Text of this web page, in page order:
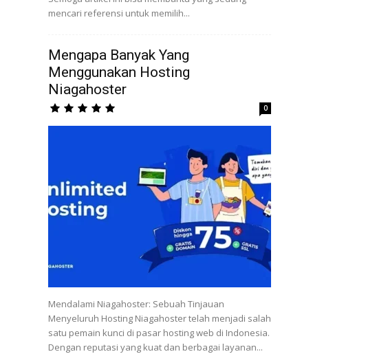
mencari referensi untuk memilih...
Mengapa Banyak Yang
Menggunakan Hosting
Niagahoster
0
Mendalami Niagahoster: Sebuah Tinjauan
Menyeluruh Hosting Niagahoster telah menjadi salah
satu pemain kunci di pasar hosting web di Indonesia.
Dengan reputasi yang kuat dan berbagai layanan...